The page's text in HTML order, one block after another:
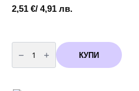
2,51 €/ 4,91 лв.
количество
за
Прибори
за
КУПИ